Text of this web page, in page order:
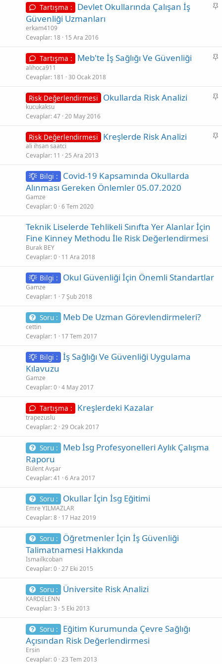
tS
Tartışma :
Devlet Okullarında Çalışan İş
Güvenliği Uzmanları
erkam4109
Cevaplar 18 15 Ara 2016
S
t
Tartışma : Meb'te İş Sağlığı Ve Güvenliği
alihoca911
Cevaplar 181 30 Ocak 2018
S
t
Risk Değerlendirmesi Okullarda Risk Analizi
kucukaksu
Cevaplar 47 20 May 2016
S
Risk Değerlendirmesi Kreşlerde Risk Analizi
ali ihsan saatci
Cevaplar 11 25 Ara 2013
Bilgi :
Covid-19 Kapsamında Okullarda
Alınması Gereken Önlemler 05.07.2020
Gamze
Cevaplar 0 6 Tem 2020
Teknik Liselerde Tehlikeli Sınıfta Yer Alanlar İçin
Fine Kinney Methodu İle Risk Değerlendirmesi
Burak BEY
Cevaplar 0 11 Ara 2018
Bilgi : Okul Güvenliği İçin Önemli Standartlar
Gamze
Cevaplar 1 7 Şub 2018
Soru : Meb De Uzman Görevlendirmeleri?
cettin
Cevaplar 1 17 Tem 2017
Bilgi : İş Sağlığı Ve Güvenliği Uygulama
Kılavuzu
Gamze
Cevaplar 0 4 May 2017
Tartışma : Kreşlerdeki Kazalar
trapezuslu
Cevaplar 2 29 Ocak 2017
Soru :
Meb İsg Profesyonelleri Aylık Çalışma
Raporu
Bülent Avşar
Cevaplar 41 6 Ara 2017
Soru : Okullar İçin İsg Eğitimi
Emre YILMAZLAR
Cevaplar 8 17 Haz 2019
Soru :
Öğretmenler İçin İş Güvenliği
Talimatnamesi Hakkında
İsmailkcoban
Cevaplar 0 27 Eki 2015
Soru : Üniversite Risk Analizi
KARDELENN
Cevaplar 3 5 Eki 2013
Soru :
Eğitim Kurumunda Çevre Sağlığı
Açısından Risk Değerlendirmesi
Ersin
Cevaplar 0 23 Tem 2013